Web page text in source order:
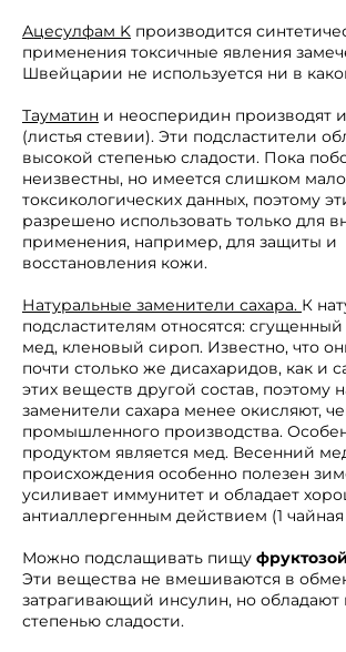
Ацесулфам K производится
применения токсичные явления
Швейцарии не используется ни в
Тауматин и неосперидин производят
(листья стевии). Эти подсластители
высокой степенью сладости. Пока
неизвестны, но имеется слишком мало
токсикологических данных, поэтому
разрешено использовать только для
применения, например, для защиты и
восстановления кожи.
Натуральные заменители сахара. К
подсластителям относятся:
мед, кленовый сироп. Известно, что
почти столько же дисахаридов, как и
этих веществ другой состав, поэтому
заменители сахара менее окисляют,
промышленного производства.
продуктом является мед. Весенний
происхождения особенно полезен
усиливает иммунитет и обладает
антиаллергенным действием (1
Можно подслащивать пищу фруктозой
Эти вещества не вмешиваются в
затрагивающий инсулин, но обладают
степенью сладости.